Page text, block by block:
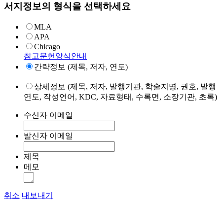
서지정보의 형식을 선택하세요
MLA
APA
Chicago
참고문헌양식안내
간략정보 (제목, 저자, 연도)
상세정보 (제목, 저자, 발행기관, 학술지명, 권호, 발행
연도, 작성언어, KDC, 자료형태, 수록면, 소장기관, 초록)
수신자 이메일
발신자 이메일
제목
메모
취소 내보내기